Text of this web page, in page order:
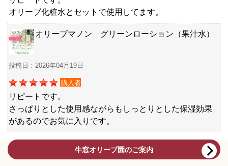
オリーブ化粧水とセットで使用してます。
オリーブマノン グリーンローション（果汁水）
投稿日：2026年04月19日
購入者
リピートです。
さっぱりとした使用感ながらもしっとりとした保湿効果
があるのでお気に入りです。
牛窓オリーブ園のご案内